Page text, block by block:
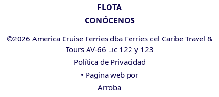
FLOTA
CONÓCENOS
©2026 America Cruise Ferries dba Ferries del Caribe Travel &
Tours AV-66 Lic 122 y 123
Política de Privacidad
• Pagina web por
Arroba